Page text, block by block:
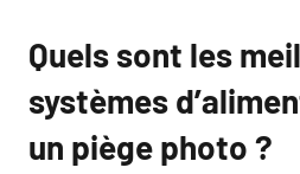
Quels sont les
systèmes
un piège photo ?